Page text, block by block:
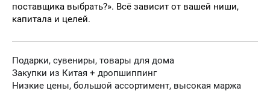
поставщика выбрать?». Всё зависит от вашей ниши,
капитала и целей.
Подарки, сувениры, товары для дома
Закупки из Китая + дропшиппинг
Низкие цены, большой ассортимент, высокая маржа